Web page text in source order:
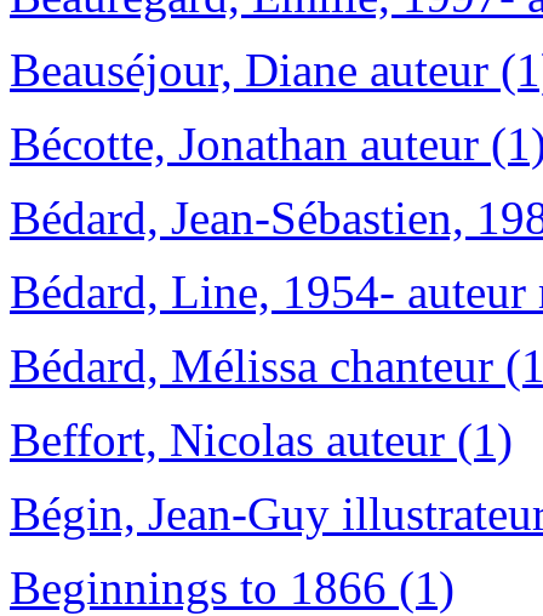
Beauséjour, Diane auteur
Bécotte, Jonathan auteur
Bédard, Jean-Sébastien,
Bédard, Line, 1954-
Bédard, Mélissa chanteur
Beffort, Nicolas auteur (1)
Bégin, Jean-Guy
Beginnings to 1866 (1)